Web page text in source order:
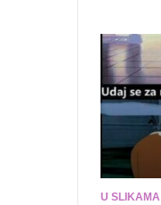
U SLIKAMA